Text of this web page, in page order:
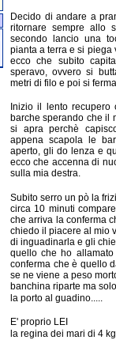
Decido di andare a
ritornare sempre allo
secondo lancio una
pianta a terra e si piega
ecco che subito
speravo, ovvero si
metri di filo e poi si
Inizio il lento
barche sperando che il
si apra perchè
appena scapola le
aperto, gli do lenza e
ecco che accenna di
sulla mia destra.
Subito serro un pò la
circa 10 minuti
che arriva la conferma
chiedo il piacere al mio
di inguadinarla e gli
quello che ho
conferma che è quello
se ne viene a peso
banchina riparte ma
la porto al guadino.....
E' proprio LEI
la regina dei mari di 4 kg